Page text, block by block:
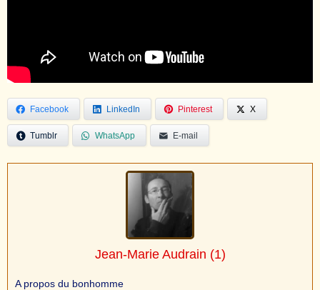
Facebook LinkedIn Pinterest X
Tumblr WhatsApp E-mail
Jean-Marie Audrain (1)
A propos du bonhomme